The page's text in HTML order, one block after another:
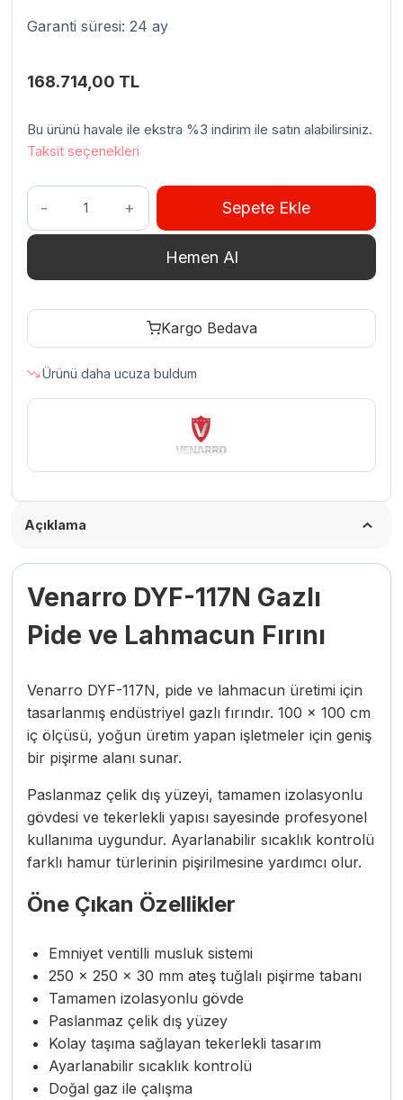
Garanti süresi: 24 ay
168.714,00 TL
Bu ürünü havale ile ekstra %3 indirim ile satın alabilirsiniz.
Taksit seçenekleri
Venarro
DYF-
117N
Lahmacun
100×100
Cm
adet
Sepete Ekle
Hemen Al
Kargo Bedava
Ürünü daha ucuza buldum
Açıklama
Venarro DYF-117N Gazlı
Pide ve Lahmacun Fırını
Venarro DYF-117N, pide ve lahmacun üretimi için
tasarlanmış endüstriyel gazlı fırındır. 100 × 100 cm
iç ölçüsü, yoğun üretim yapan işletmeler için geniş
bir pişirme alanı sunar.
Paslanmaz çelik dış yüzeyi, tamamen izolasyonlu
gövdesi ve tekerlekli yapısı sayesinde profesyonel
kullanıma uygundur. Ayarlanabilir sıcaklık kontrolü
farklı hamur türlerinin pişirilmesine yardımcı olur.
Öne Çıkan Özellikler
Emniyet ventilli musluk sistemi
250 × 250 × 30 mm ateş tuğlalı pişirme tabanı
Tamamen izolasyonlu gövde
Paslanmaz çelik dış yüzey
Kolay taşıma sağlayan tekerlekli tasarım
Ayarlanabilir sıcaklık kontrolü
Doğal gaz ile çalışma